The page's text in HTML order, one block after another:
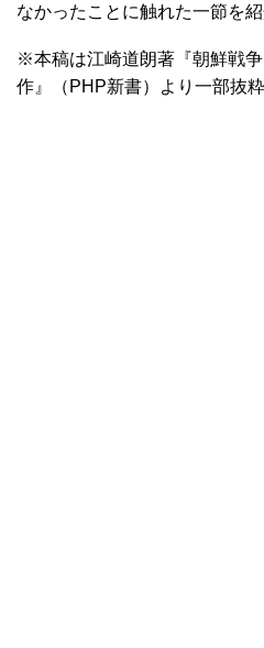
なかったことに触れた一節を紹
※本稿は江崎道朗著『朝鮮戦
作』（PHP新書）より一部抜